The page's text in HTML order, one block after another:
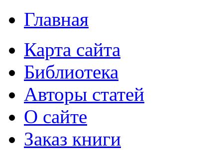
Главная
Карта сайта
Библиотека
Авторы статей
О сайте
Заказ книги